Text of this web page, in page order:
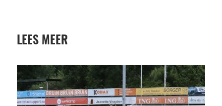
LEES MEER